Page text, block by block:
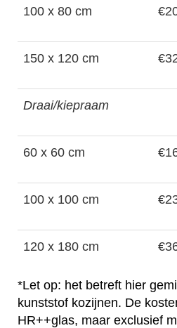
100 x 80 cm
150 x 120 cm
Draai/kiepraam
60 x 60 cm
100 x 100 cm
120 x 180 cm
*Let op: het betreft hier
kunststof kozijnen. De
HR++glas, maar exclusief